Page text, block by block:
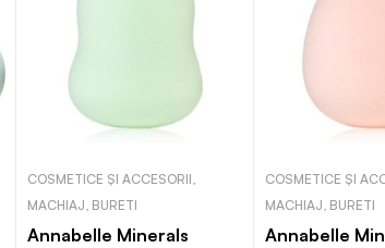
COSMETICE ȘI ACCESORII,
MACHIAJ, BURETI
Annabelle Minerals
COSMETICE ȘI
MACHIAJ, BURETI
Annabelle